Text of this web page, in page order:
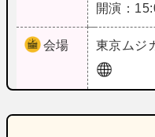
開演：
会場 東京 ムジ